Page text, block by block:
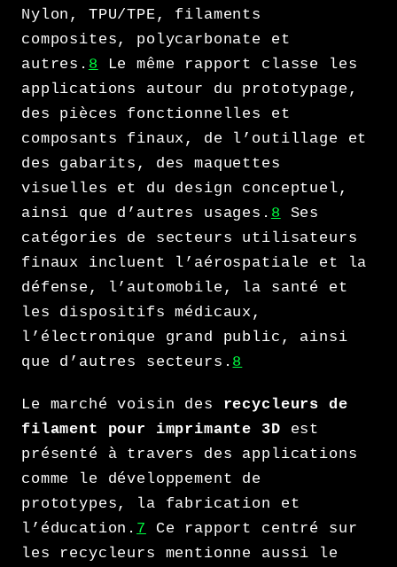
Nylon, TPU/TPE, filaments
composites, polycarbonate et
autres. 8 Le même rapport classe les
applications autour du prototypage,
des pièces fonctionnelles et
composants finaux, de l’outillage et
des gabarits, des maquettes
visuelles et du design conceptuel,
ainsi que d’autres usages. 8 Ses
catégories de secteurs utilisateurs
finaux incluent l’aérospatiale et la
défense, l’automobile, la santé et
les dispositifs médicaux,
l’électronique grand public, ainsi
que d’autres secteurs. 8
Le marché voisin des recycleurs de
filament pour imprimante 3D est
présenté à travers des applications
comme le développement de
prototypes, la fabrication et
l’éducation. 7
Ce rapport centré sur
les recycleurs mentionne aussi le